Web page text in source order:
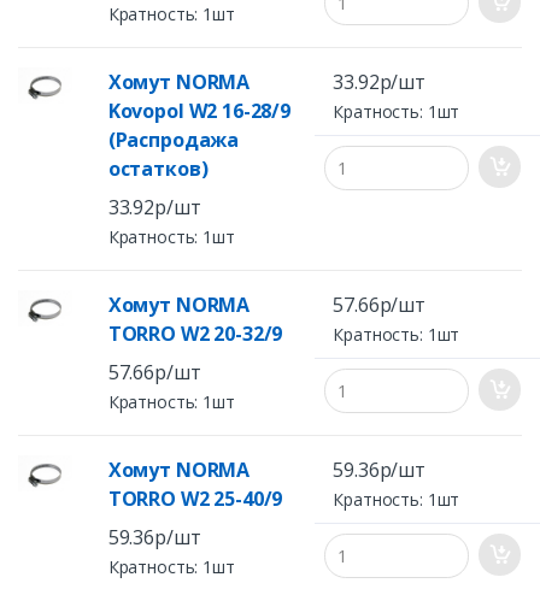
Кратность: 1шт
Хомут NORMA
Kovopol W2 16-28/9
(Распродажа
остатков)
33.92р/шт
Кратность: 1шт
33.92р/шт
Кратность: 1шт
Хомут NORMA
TORRO W2 20-32/9
57.66р/шт
Кратность: 1шт
57.66р/шт
Кратность: 1шт
Хомут NORMA
TORRO W2 25-40/9
59.36р/шт
Кратность: 1шт
59.36р/шт
Кратность: 1шт